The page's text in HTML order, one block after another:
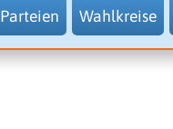
Parteien Wahlkreise